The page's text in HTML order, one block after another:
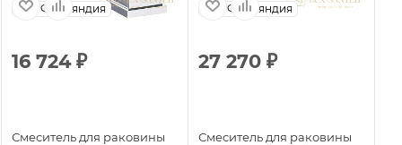
Финляндия
16 724₽
Смеситель для раковины
Финляндия
27 270 ₽
Смеситель для раковины